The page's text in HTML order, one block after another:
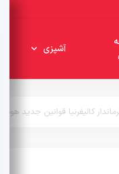
آشپزی
کالیفرنیا قوانین جدید